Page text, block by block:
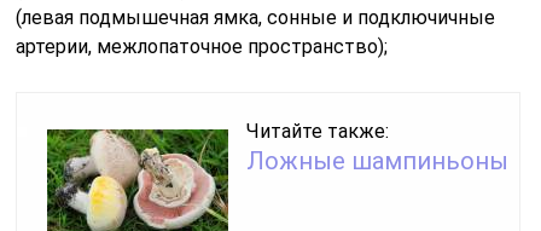
(левая подмышечная ямка, сонные и подключичные
артерии, межлопаточное пространство);
Читайте также:
Ложные шампиньоны